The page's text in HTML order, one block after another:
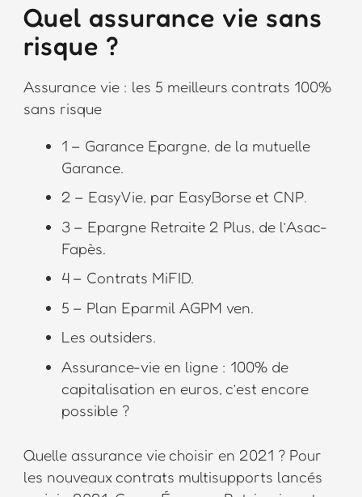
Quel assurance vie sans
risque ?
Assurance vie : les 5 meilleurs contrats 100%
sans risque
1 – Garance Epargne, de la mutuelle
Garance.
2 – EasyVie, par EasyBorse et CNP.
3 – Epargne Retraite 2 Plus, de l’Asac-
Fapès.
4 – Contrats MiFID.
5 – Plan Eparmil AGPM ven.
Les outsiders.
Assurance-vie en ligne : 100% de
capitalisation en euros, c’est encore
possible ?
Quelle assurance vie choisir en 2021 ? Pour
les nouveaux contrats multisupports lancés